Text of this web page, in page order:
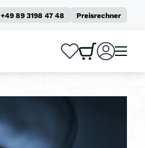
+49 89 3198 47 48 Preisrechner
0